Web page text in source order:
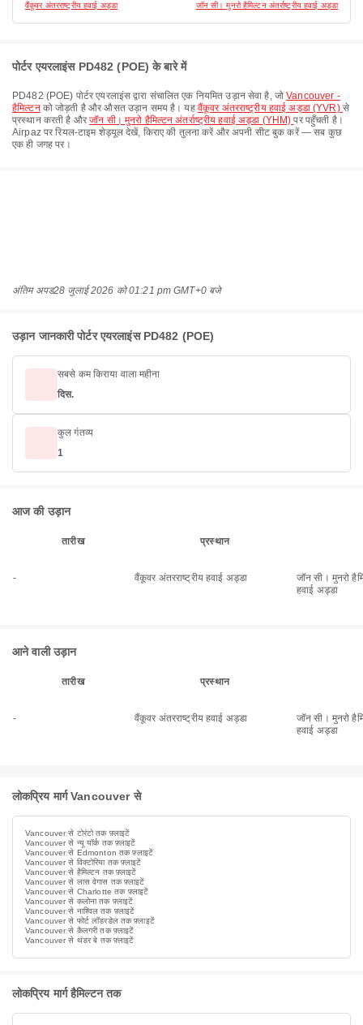
वैंकूवर अंतरराष्ट्रीय हवाई अड्डा जॉन सी। मुनरो हैमिल्टन अंतर्राष्ट्रीय हवाई अड्डा
पोर्टर एयरलाइंस PD482 (POE) के बारे में
PD482 (POE) पोर्टर एयरलाइंस द्वारा संचालित एक नियमित उड़ान सेवा है, जोVancouver -
हैमिल्टनको जोड़ती है और औसत उड़ान समयहै। यह वैंकूवर अंतरराष्ट्रीय हवाई अड्डा (YVR) से
प्रस्थान करती है औरजॉन सी। मुनरो हैमिल्टन अंतर्राष्ट्रीय हवाई अड्डा (YHM)पर पहुँचती है।
Airpaz पर रियल-टाइम शेड्यूल देखें, किराए की तुलना करें और अपनी सीट बुक करें — सब कुछ
एक ही जगह पर।
अंतिम अपड28 जुलाई 2026 को 01:21 pm GMT+0 बजे
उड़ान जानकारी पोर्टर एयरलाइंस PD482 (POE)
सबसे कम किराया वाला महीना
दिस.
कुल गंतव्य
1
आज की उड़ान
तारीख प्रस्थान
- वैंकूवर अंतरराष्ट्रीय हवाई अड्डा
जॉन सी। मुनरो
हवाई अड्डा
आने वाली उड़ान
तारीख प्रस्थान
- वैंकूवर अंतरराष्ट्रीय हवाई अड्डा
जॉन सी। मुनरो
हवाई अड्डा
लोकप्रिय मार्ग Vancouver से
Vancouver से टोरंटो तक फ़्लाइटें
Vancouver से न्यू यॉर्क तक फ़्लाइटें
Vancouver से Edmonton तक फ़्लाइटें
Vancouver से विक्टोरिया तक फ़्लाइटें
Vancouver से हैमिल्टन तक फ़्लाइटें
Vancouver से लास वेगास तक फ़्लाइटें
Vancouver से Charlotte तक फ़्लाइटें
Vancouver से कलोना तक फ़्लाइटें
Vancouver से नाश्विल तक फ़्लाइटें
Vancouver से फोर्ट लॉडरडेल तक फ़्लाइटें
Vancouver से कैलगरी तक फ़्लाइटें
Vancouver से थंडर बे तक फ़्लाइटें
लोकप्रिय मार्ग हैमिल्टन तक